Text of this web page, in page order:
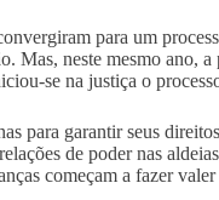
para um
Mas, neste mesmo ano,
se na justiça o
para garantir seus
de poder nas
começam a fazer valer